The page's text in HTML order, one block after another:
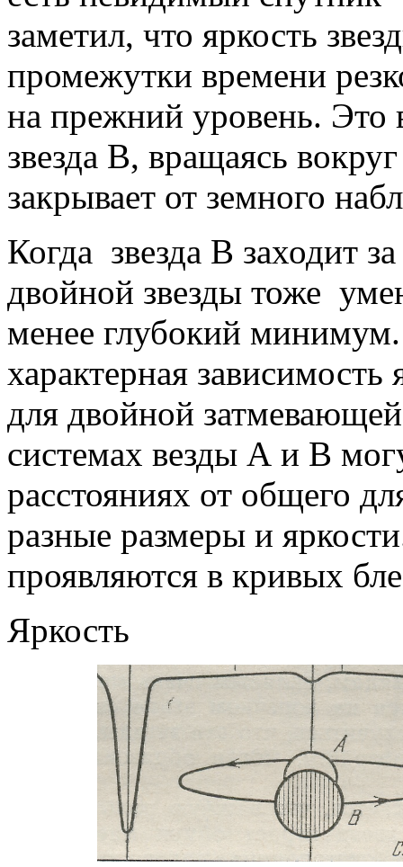
заметил, что яркость
промежутки времени
на прежний уровень. Это
звезда В, вращаясь
закрывает от земного
Когда звезда В заходит
двойной звезды тоже
менее глубокий
характерная
для двойной
системах везды А и В
расстояниях от общего
разные размеры и
проявляются в кривых
Яркость